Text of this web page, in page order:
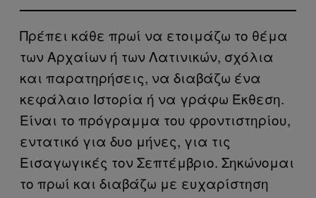
Πρέπει κάθε πρωί να ετοιμάζω το θέμα
των Αρχαίων ή των Λατινικών, σχόλια
και παρατηρήσεις, να διαβάζω ένα
κεφάλαιο Ιστορία ή να γράφω Έκθεση.
Είναι το πρόγραμμα του φροντιστηρίου,
εντατικό για δυο μήνες, για τις
Εισαγωγικές τον Σεπτέμβριο. Σηκώνομαι
το πρωί και διαβάζω με ευχαρίστηση